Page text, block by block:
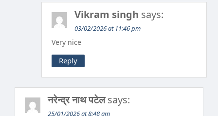
Vikram singh says:
03/02/2026 at 11:46 pm
Very nice
Reply
नरेन्द्र नाथ पटेल says:
25/01/2026 at 8:48 am